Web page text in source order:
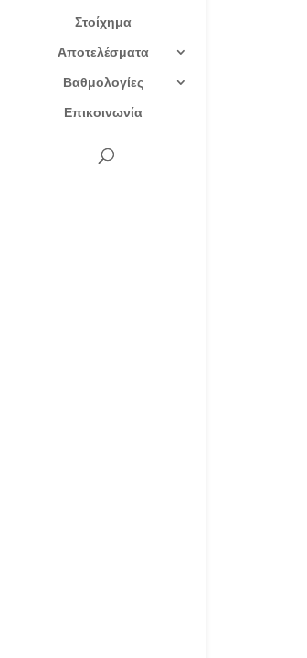
Στοίχημα
Αποτελέσματα
Βαθμολογίες
Επικοινωνία